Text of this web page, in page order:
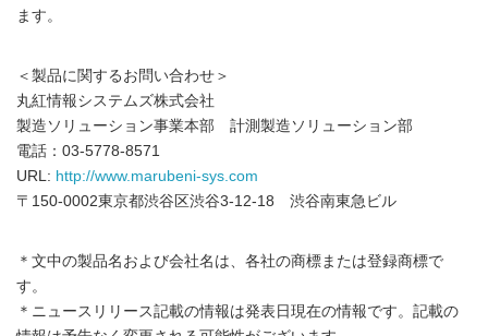
ます。
＜製品に関するお問い合わせ＞
丸紅情報システムズ株式会社
製造ソリューション事業本部 計測製造ソリューション部
電話：03-5778-8571
URL: http://www.marubeni-sys.com
〒150-0002東京都渋谷区渋谷3-12-18 渋谷南東急ビル
＊文中の製品名および会社名は、各社の商標または登録商標で
す。
＊ニュースリリース記載の情報は発表日現在の情報です。記載の